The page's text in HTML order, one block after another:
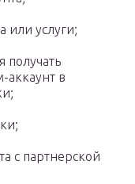
или услуги;
получать
аккаунт в
с партнерской